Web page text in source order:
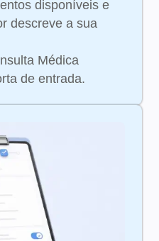
disponíveis e
descreve a sua
Médica
de entrada.